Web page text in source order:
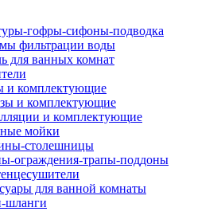
гофры-сифоны-подводка
фильтрации воды
для ванных комнат
и комплектующие
и комплектующие
и комплектующие
мойки
столешницы
ограждения-трапы-поддоны
для ванной комнаты
шланги